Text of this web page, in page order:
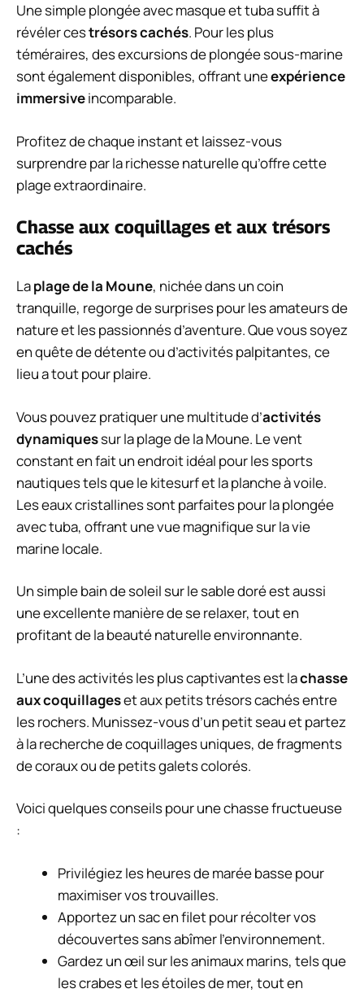
Une simple plongée avec masque et tuba suffit à
révéler cestrésors cachés. Pour les plus
téméraires, des excursions de plongée sous-marine
sont également disponibles, offrant uneexpérience
immersiveincomparable.
Profitez de chaque instant et laissez-vous
surprendre par la richesse naturelle qu’offre cette
plage extraordinaire.
Chasse aux coquillages et aux trésors
cachés
Laplage de la Moune, nichée dans un coin
tranquille, regorge de surprises pour les amateurs de
nature et les passionnés d’aventure. Que vous soyez
en quête de détente ou d’activités palpitantes, ce
lieu a tout pour plaire.
Vous pouvez pratiquer une multitude d’activités
dynamiquessur la plage de la Moune. Le vent
constant en fait un endroit idéal pour les sports
nautiques tels que le kitesurf et la planche à voile.
Les eaux cristallines sont parfaites pour la plongée
avec tuba, offrant une vue magnifique sur la vie
marine locale.
Un simple bain de soleil sur le sable doré est aussi
une excellente manière de se relaxer, tout en
profitant de la beauté naturelle environnante.
L’une des activités les plus captivantes est lachasse
aux coquillageset aux petits trésors cachés entre
les rochers. Munissez-vous d’un petit seau et partez
à la recherche de coquillages uniques, de fragments
de coraux ou de petits galets colorés.
Voici quelques conseils pour une chasse fructueuse
:
Privilégiez les heures de marée basse pour
maximiser vos trouvailles.
Apportez un sac en filet pour récolter vos
découvertes sans abîmer l’environnement.
Gardez un œil sur les animaux marins, tels que
les crabes et les étoiles de mer, tout en